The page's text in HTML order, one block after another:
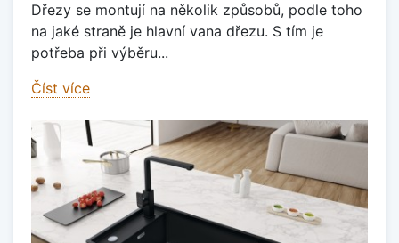
Dřezy se montují na několik způsobů, podle toho
na jaké straně je hlavní vana dřezu. S tím je
potřeba při výběru...
Číst více